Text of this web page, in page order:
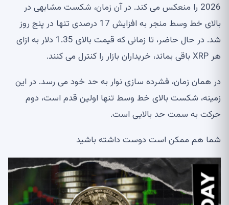
2026 را منعکس می کند. در آن زمان، شکست مشابهی در
بالای خط وسط منجر به افزایش 17 درصدی تنها در پنج روز
شد. در حال حاضر، تا زمانی که قیمت بالای 1.35 دلار به ازای
هر XRP باقی بماند، خریداران بازار را کنترل می کنند.
در همان زمان، فشرده سازی نوار به حد خود می رسد. در این
زمینه، شکست بالای خط وسط تنها اولین قدم است، دوم
حرکت به سمت حد بالایی است.
شما هم ممکن است دوست داشته باشید